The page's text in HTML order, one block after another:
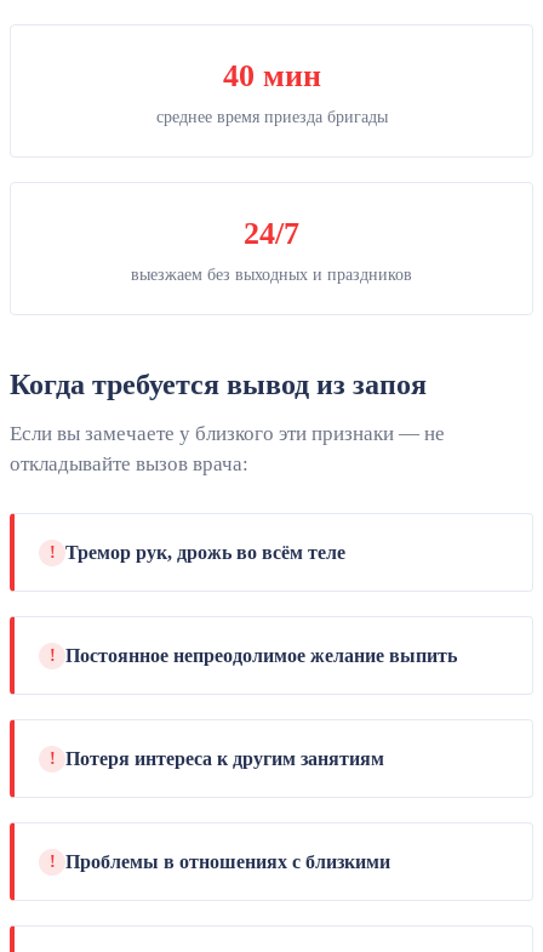
40 мин
среднее время приезда бригады
24/7
выезжаем без выходных и праздников
Когда требуется вывод из запоя
Если вы замечаете у близкого эти признаки — не
откладывайте вызов врача:
! Тремор рук, дрожь во всём теле
! Постоянное непреодолимое желание выпить
! Потеря интереса к другим занятиям
! Проблемы в отношениях с близкими